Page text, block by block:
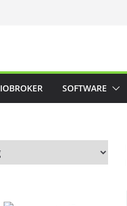
IOBROKER SOFTWARE